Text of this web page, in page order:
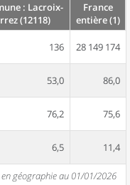
: Lacroix-
(12118)
France
entière (1)
136 28 149 174
53,0 86,0
76,2 75,6
6,5 11,4
géographie au 01/01/2026